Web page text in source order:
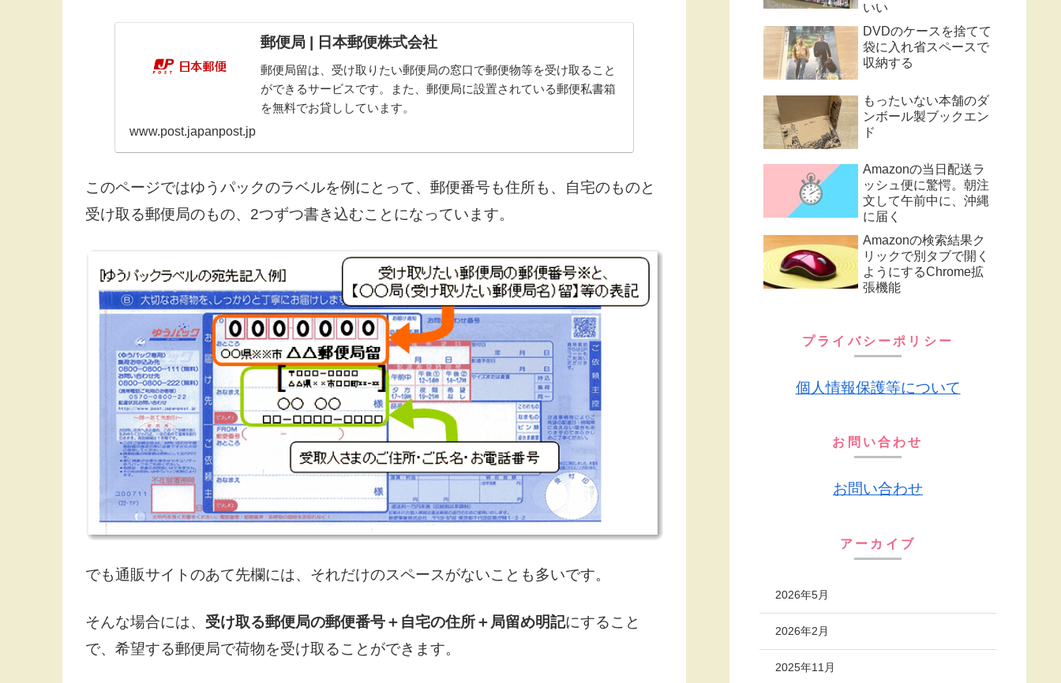
郵便局 | 日本郵便株式会社
郵便局留は、受け取りたい郵便局の窓口で郵便物等を受け取ること
ができるサービスです。また、郵便局に設置されている郵便私書箱
を無料でお貸ししています。
www.post.japanpost.jp
このページではゆうパックのラベルを例にとって、郵便番号も住所も、自宅のものと
受け取る郵便局のもの、2つずつ書き込むことになっています。
でも通販サイトのあて先欄には、それだけのスペースがないことも多いです。
そんな場合には、 受け取る郵便局の郵便番号＋自宅の住所＋局留め明記にすること
で、希望する郵便局で荷物を受け取ることができます。
いい
DVDのケースを捨てて
袋に入れ省スペースで
収納する
もったいない本舗のダ
ンボール製ブックエン
ド
Amazonの当日配送ラ
ッシュ便に驚愕。朝注
文して午前中に、沖縄
に届く
Amazonの検索結果ク
リックで別タブで開く
ようにするChrome拡
張機能
プライバシーポリシー
個人情報保護等について
お問い合わせ
お問い合わせ
アーカイブ
2026年5月
2026年2月
2025年11月